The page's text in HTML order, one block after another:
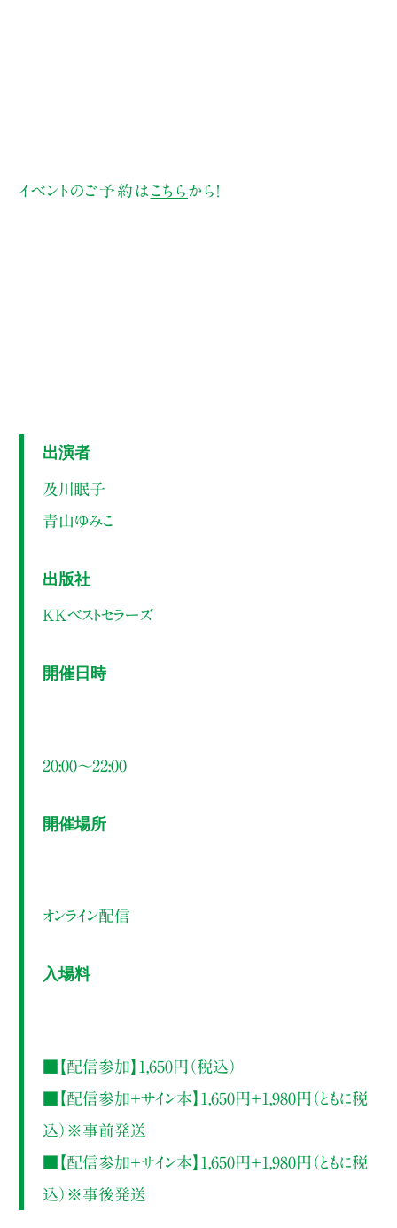
イベントのご予約は こちら から！
出演者
及川眠子
青山ゆみこ
出版社
KKベストセラーズ
開催日時
20:00～22:00
開催場所
オンライン配信
入場料
■【配信参加】1,650円（税込）
■【配信参加＋サイン本】1,650円＋1,980円（ともに税
込）※事前発送
■【配信参加＋サイン本】1,650円＋1,980円（ともに税
込）※事後発送